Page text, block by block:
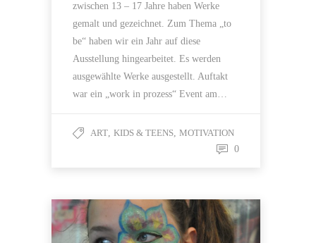
zwischen 13 – 17 Jahre haben Werke
gemalt und gezeichnet. Zum Thema „to
be“ haben wir ein Jahr auf diese
Ausstellung hingearbeitet. Es werden
ausgewählte Werke ausgestellt. Auftakt
war ein „work in prozess“ Event am…
ART, KIDS & TEENS, MOTIVATION
0